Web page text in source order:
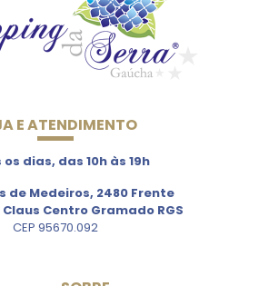
E ATENDIMENTO
os dias, das 10h às 19h
de Medeiros, 2480 Frente
Centro Gramado RGS
CEP 95670.092